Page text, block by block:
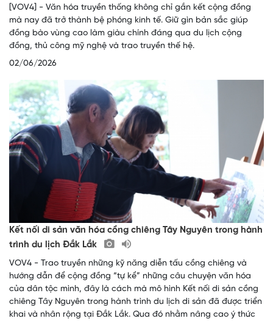
[VOV4] - Văn hóa truyền thống không chỉ gắn kết cộng đồng
mà nay đã trở thành bệ phóng kinh tế. Giữ gìn bản sắc giúp
đồng bào vùng cao làm giàu chính đáng qua du lịch cộng
đồng, thủ công mỹ nghệ và trao truyền thế hệ.
02/06/2026
Kết nối di sản văn hóa cồng chiêng Tây Nguyên trong hành
trình du lịch Đắk Lắk
VOV4 - Trao truyền những kỹ năng diễn tấu cồng chiêng và
hướng dẫn để cộng đồng “tự kể” những câu chuyện văn hóa
của dân tộc mình, đây là cách mà mô hình Kết nối di sản cồng
chiêng Tây Nguyên trong hành trình du lịch di sản đã được triển
khai và nhân rộng tại Đắk Lắk. Qua đó nhằm nâng cao ý thức